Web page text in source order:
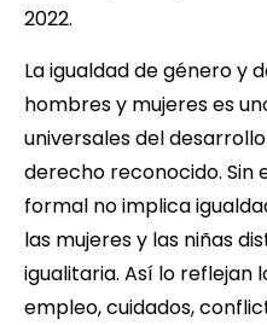
2022.
La igualdad de género y
hombres y mujeres es
universales del
derecho reconocido. Sin
formal no implica
las mujeres y las niñas
igualitaria. Así lo reflejan
empleo, cuidados,